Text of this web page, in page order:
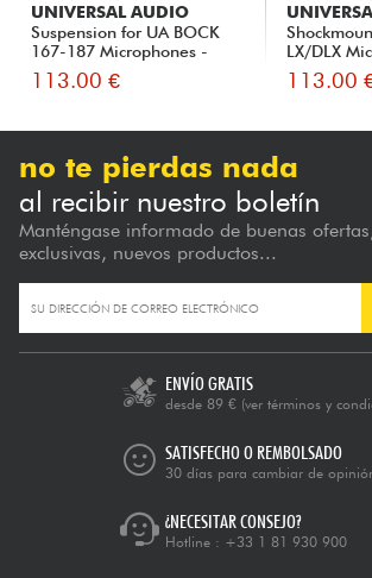
UNIVERSAL AUDIO
Suspension for UA BOCK
167-187 Microphones -
SILVE...
113.00 €
LX/DLX
BLAC...
113.00
no te pierdas nada
al recibir nuestro boletín
Manténgase informado de buenas
exclusivas, nuevos productos...
ENVÍO GRATIS
desde 89 € (ver términos y
SATISFECHO O REMBOLSADO
30 días para cambiar de
¿NECESITAR CONSEJO?
Hotline : +33 1 81 930 900